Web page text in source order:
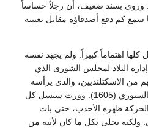
تنصيبه وزيراً للخزانة(16). وروى بسند ضعيف، أن رجلاً حساساً
كم دفع أصدقاؤه مقابل تعيينه
اهتماماً كبيراً. ولم يجهد نفسه
البلاد لمجلس الشورى الذي
من الاسكتلنديين، والذي يرأسه
روبرت سيسل الذي عينه إرل سالسبوري (1605). وورث سيسل كل
ظهره الأحدب، حتى بات
تحلى بكل ما كان لأبيه من